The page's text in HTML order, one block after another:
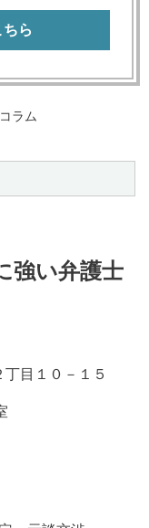
ら
ラム
強い弁護士
目１０－１５